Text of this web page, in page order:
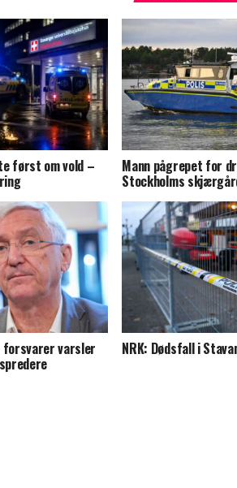
først om vold – Mann pågrepet for
Stockholms
varsler NRK: Dødsfall i